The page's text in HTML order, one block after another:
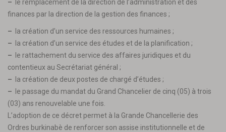
– le remplacement de la direction de l’administration et des
finances par la direction de la gestion des finances ;
– la création d’un service des ressources humaines ;
– la création d’un service des études et de la planification ;
– le rattachement du service des affaires juridiques et du
contentieux au Secrétariat général ;
– la création de deux postes de chargé d’études ;
– le passage du mandat du Grand Chancelier de cinq (05) à trois
(03) ans renouvelable une fois.
L’adoption de ce décret permet à la Grande Chancellerie des
Ordres burkinabè de renforcer son assise institutionnelle et de